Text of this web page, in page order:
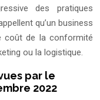
des pratiques
qu’un business
coût de la conformité
ou la logistique.
par le
2022